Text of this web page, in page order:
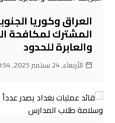
العراق وكوريا
المشترك لمكافحة
والعابرة للحدود
الأربعاء, 24 سبتمبر 2025, 18:54